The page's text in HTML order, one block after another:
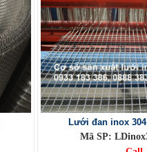
Lưới đan inox
Mã SP: